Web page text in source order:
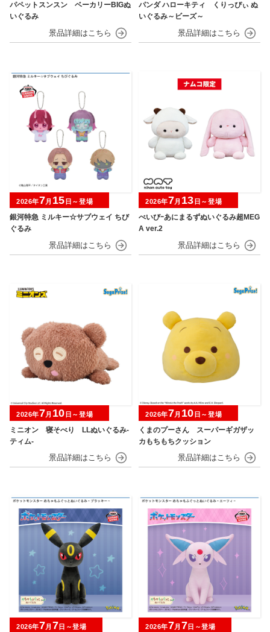
パペットスンスン ベーカリーBIGぬ
いぐるみ
パンダ ハローキティ くりっぴぃ ぬ
いぐるみ～ビーズ～
銀河特急 ミルキー☆サブウェイ ちび
ぐるみ
2026年7月 15 日～登場
べいびｰあにまるずぬいぐるみ超MEG
A ver.2
2026年7月 13 日～登場
ミニオン 寝そべり LLぬいぐるみ‐
ティム‐
2026年7月 10 日～登場
くまのプーさん スーパーギガザッ
カもちもちクッション
2026年7月 10 日～登場
2026年7月 7日～登場 2026年7月 7日～登場